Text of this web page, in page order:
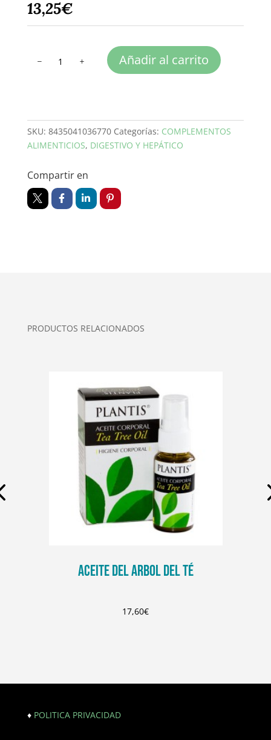
13,25€
comprimidos
Añadir al carrito
SKU: 8435041036770 Categorías: COMPLEMENTOS
ALIMENTICIOS, DIGESTIVO Y HEPÁTICO
Compartir en
PRODUCTOS RELACIONADOS
ACEITE DEL ARBOL DEL TÉ
17,60€
♦ POLITICA PRIVACIDAD